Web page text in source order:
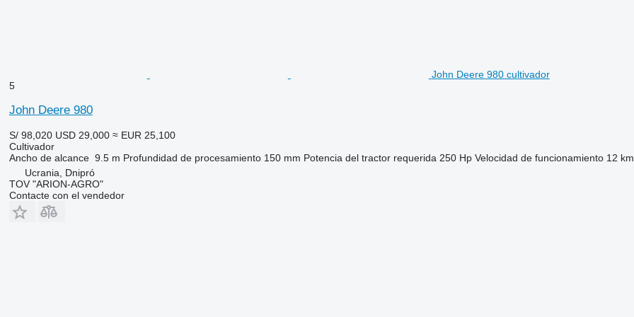
John Deere 980 cultivador
5
John Deere 980
S/ 98,020 USD 29,000 ≈ EUR 25,100
Cultivador
Ancho de alcance 9.5 m Profundidad de procesamiento 150 mm Potencia del tractor requerida 250 Hp Velocidad de funcionamiento 12
Ucrania, Dnipró
TOV "ARION-AGRO"
Contacte con el vendedor